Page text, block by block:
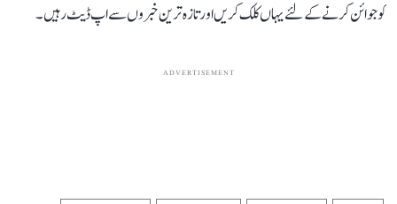
کو جوائن کرنے کے لئے یہاں کلک کریں اور تازہ ترین خبروں سے اپ ڈیٹ رہیں۔
ADVERTISEMENT